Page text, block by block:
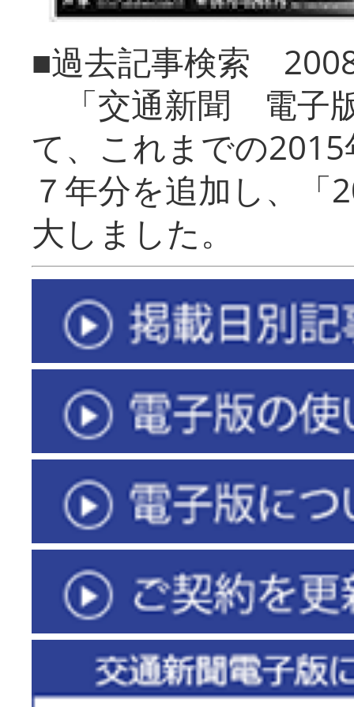
■過去記事検索
「交通新聞 電子
て、これまでの
７年分を追加し、「
大しまし